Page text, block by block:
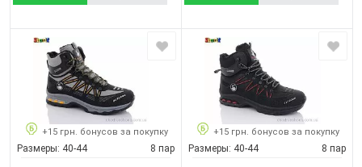
+15 грн. бонусов за покупку
Размеры: 40-44 8 пар
+15 грн. бонусов за покупку
Размеры: 40-44 8 пар